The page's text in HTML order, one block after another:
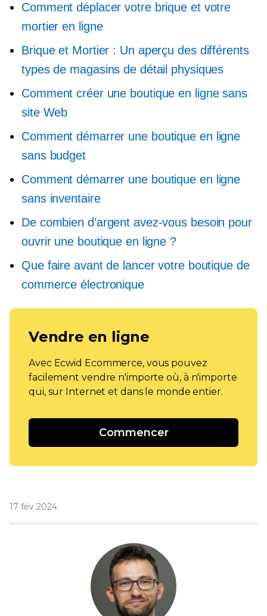
Comment déplacer votre brique et votre
mortier en ligne
Brique et Mortier : Un aperçu des différents
types de magasins de détail physiques
Comment créer une boutique en ligne sans
site Web
Comment démarrer une boutique en ligne
sans budget
Comment démarrer une boutique en ligne
sans inventaire
De combien d’argent avez-vous besoin pour
ouvrir une boutique en ligne ?
Que faire avant de lancer votre boutique de
commerce électronique
Vendre en ligne
Avec Ecwid Ecommerce, vous pouvez
facilement vendre n'importe où, à n'importe
qui, sur Internet et dans le monde entier.
Commencer
17 fév 2024